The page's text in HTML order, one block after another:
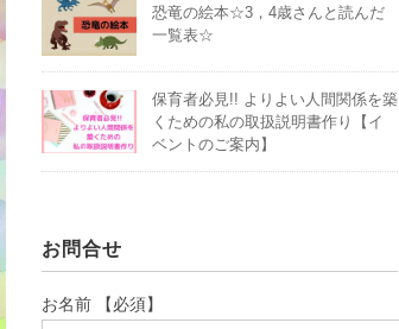
恐竜の絵本☆3，4歳さんと読んだ
一覧表☆
保育者必見!! よりよい人間関係を築
くための私の取扱説明書作り【イ
ベントのご案内】
お問合せ
お名前 【必須】